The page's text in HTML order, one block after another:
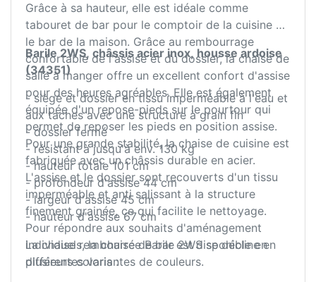
Grâce à sa hauteur, elle est idéale comme
tabouret de bar pour le comptoir de la cuisine et
le bar de la maison. Grâce au rembourrage
confortable de l'assise et du dossier, la chaise de
salle à manger offre un excellent confort d'assise
pour des heures agréables. Elle est également
équipée d'un repose-pieds sur le pourtour qui
permet de reposer les pieds en position assise.
Pour une grande stabilité, la chaise de cuisine est
fabriquée avec un châssis durable en acier.
L'assise et le dossier sont recouverts d'un tissu
imperméable et anti salissant à la structure
finement grainée, ce qui facilite le nettoyage.
Pour répondre aux souhaits d'aménagement
individuels, la chaise de bar est disponible en
différentes variantes de couleurs.
Barile 2WS, châssis acier inox, housse ardoise
(34351)
- siège et dossier en tissu imperméable à l'eau et
aux taches avec une structure à grain fin
- dossier fermé
- résistant à jusqu'à env. 130 kg
- hauteur totale 101 cm
- profondeur d'assise 44 cm
- largeur d'assise 45 cm
- hauteur d'assise 67 cm
La chaise rembourrée Barile 2WS se décline en
plusieurs coloris :